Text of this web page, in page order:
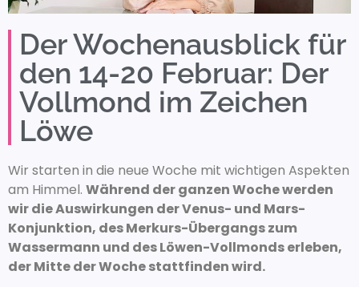
Der Wochenausblick für
den 14-20 Februar: Der
Vollmond im Zeichen
Löwe
Wir starten in die neue Woche mit wichtigen Aspekten
am Himmel. Während der ganzen Woche werden
wir die Auswirkungen der Venus- und Mars-
Konjunktion, des Merkurs-Übergangs zum
Wassermann und des Löwen-Vollmonds erleben,
der Mitte der Woche stattfinden wird.